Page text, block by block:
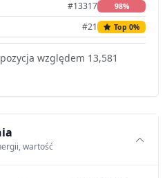
#13317 98%
#21 Top 0%
względem 13,581
wartość